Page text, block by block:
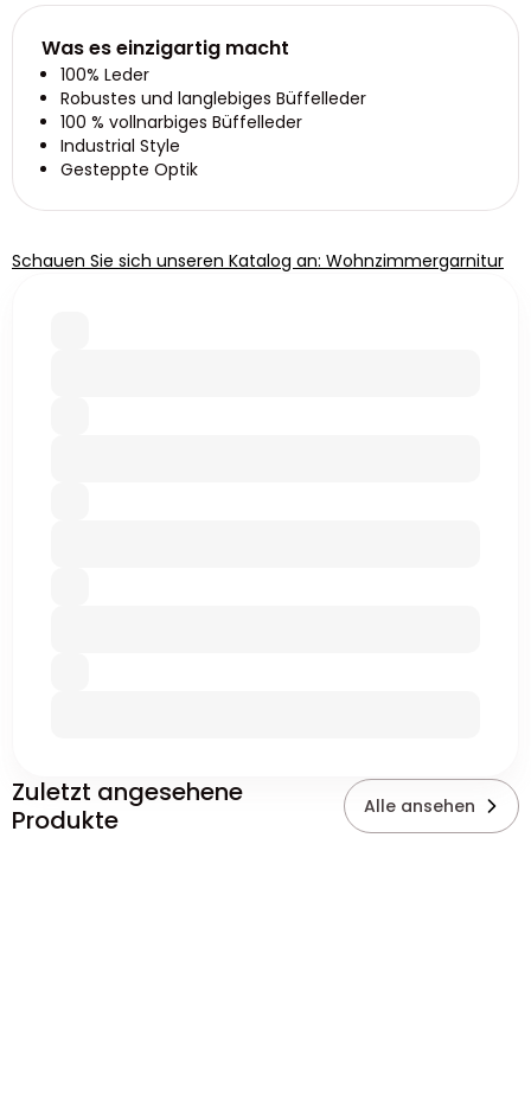
Was es einzigartig macht
100% Leder
Robustes und langlebiges Büffelleder
100 % vollnarbiges Büffelleder
Industrial Style
Gesteppte Optik
Schauen Sie sich unseren Katalog an: Wohnzimmergarnitur
Zuletzt angesehene
Produkte
Alle ansehen